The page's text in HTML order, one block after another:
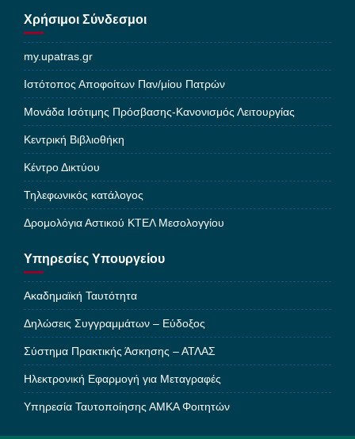
Χρήσιμοι Σύνδεσμοι
my.upatras.gr
Ιστότοπος Αποφοίτων Παν/μίου Πατρών
Μονάδα Ισότιμης Πρόσβασης-Κανονισμός Λειτουργίας
Κεντρική Βιβλιοθήκη
Κέντρο Δικτύου
Τηλεφωνικός κατάλογος
Δρομολόγια Αστικού ΚΤΕΛ Μεσολογγίου
Υπηρεσίες Υπουργείου
Ακαδημαϊκή Ταυτότητα
Δηλώσεις Συγγραμμάτων – Εύδοξος
Σύστημα Πρακτικής Άσκησης – ΑΤΛΑΣ
Ηλεκτρονική Εφαρμογή για Μεταγραφές
Υπηρεσία Ταυτοποίησης ΑΜΚΑ Φοιτητών